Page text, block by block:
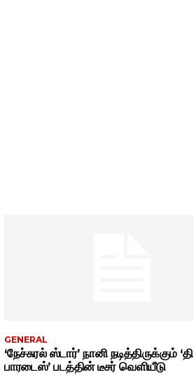
GENERAL
‘நேச்சுரல் ஸ்டார்’ நானி நடித்திருக்கும் ‘தி
பாரடைஸ்’ படத்தின் டீசர் வெளியீடு